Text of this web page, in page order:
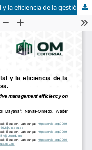
Incidencia de la transformación digital y la eficiencia de la gestión administrativa en una empresa.